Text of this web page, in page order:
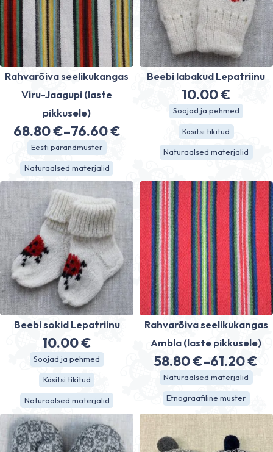
Rahvarõiva seelikukangas
Viru-Jaagupi (laste
pikkusele)
68.80€–76.60€
Price
range:
68.80 €
through
76.60 €
Eesti pärandmuster
Naturaalsed materjalid
Beebi labakud Lepatriinu
10.00€
Soojad ja pehmed
Käsitsi tikitud
Naturaalsed materjalid
Beebi sokid Lepatriinu
10.00€
Soojad ja pehmed
Käsitsi tikitud
Naturaalsed materjalid
Rahvarõiva seelikukangas
Ambla (laste pikkusele)
58.80€–61.20€
Price
range:
58.80 €
through
61.20 €
Naturaalsed materjalid
Etnograafiline muster